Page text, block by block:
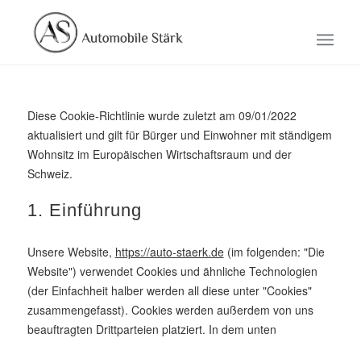
Diese Cookie-Richtlinie wurde zuletzt am 09/01/2022
aktualisiert und gilt für Bürger und Einwohner mit ständigem
Wohnsitz im Europäischen Wirtschaftsraum und der
Schweiz.
1. Einführung
Unsere Website, https://auto-staerk.de(im folgenden: "Die
Website") verwendet Cookies und ähnliche Technologien
(der Einfachheit halber werden all diese unter "Cookies"
zusammengefasst). Cookies werden außerdem von uns
beauftragten Drittparteien platziert. In dem unten